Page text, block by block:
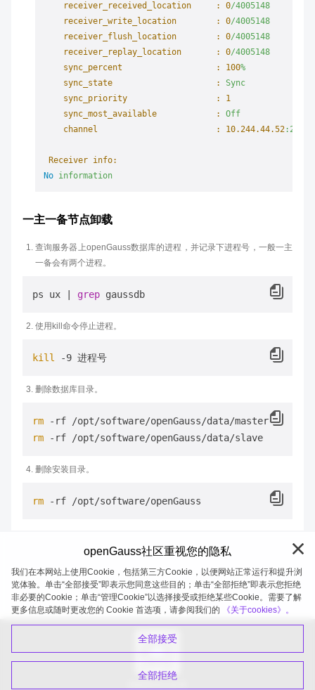
receiver_received_location     :
0/4005148
receiver_write_location        :
0/4005148
receiver_flush_location        :
0/4005148
receiver_replay_location       :
0/4005148
sync_percent                   :
100%
sync_state                     :
Sync
sync_priority                  :
1
sync_most_available            :
Off
channel                        :
10.244.44.52
Receiver info:
No information
一主一备节点卸载
查询服务器上openGauss数据库的进程，并记录下进程号，一般一主
一备会有两个进程。
ps ux | grep
使用kill命令停止进程。
kill
删除数据库目录。
rm
rm
删除安装目录。
rm
openGauss 2026-08-06 20:05:29
openGauss社区重视您的隐私
我们在本网站上使用Cookie，包括第三方Cookie，以便网站正常运行和提升浏
览体验。单击“全部接受”即表示您同意这些目的；单击“全部拒绝”即表示您拒绝
非必要的Cookie；单击“管理Cookie”以选择接受或拒绝某些Cookie。需要了解
更多信息或随时更改您的 Cookie 首选项，请参阅我们的
《关于cookies》。
全部接受
全部拒绝